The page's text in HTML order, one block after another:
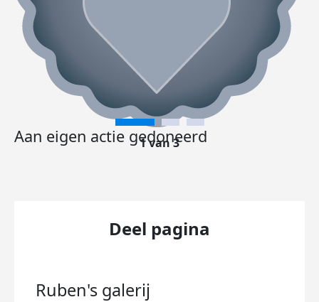
Aan eigen actie gedoneerd
1 van 3
Deel pagina
Ruben's galerij